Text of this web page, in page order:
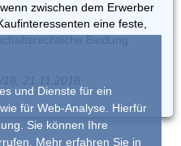
zwischen dem Erwerber
eine feste,
Bindung
21.11.2018
und Dienste für ein
für Web-Analyse. Hierfür
Sie können Ihre
Mehr erfahren Sie in